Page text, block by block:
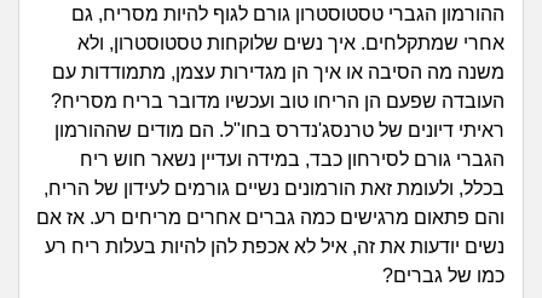
מה קורה כאן?
מתחם הטיפים
מדורים
זוגיות
חיפוש שאלות
ההורמון הגברי טסטוסטרון גורם לגוף להיות מסריח, גם
אחרי שמתקלחים. איך נשים שלוקחות טסטוסטרון, ולא
משנה מה הסיבה או איך הן מגדירות עצמן, מתמודדות עם
העובדה שפעם הן הריחו טוב ועכשיו מדובר בריח מסריח?
ראיתי דיונים של טרנסג'נדרס בחו"ל. הם מודים שההורמון
הגברי גורם לסירחון כבד, במידה ועדיין נשאר חוש ריח
בכלל, ולעומת זאת הורמונים נשיים גורמים לעידון של הריח,
והם פתאום מרגישים כמה גברים אחרים מריחים רע. אז אם
נשים יודעות את זה, איל לא אכפת להן להיות בעלות ריח רע
כמו של גברים?